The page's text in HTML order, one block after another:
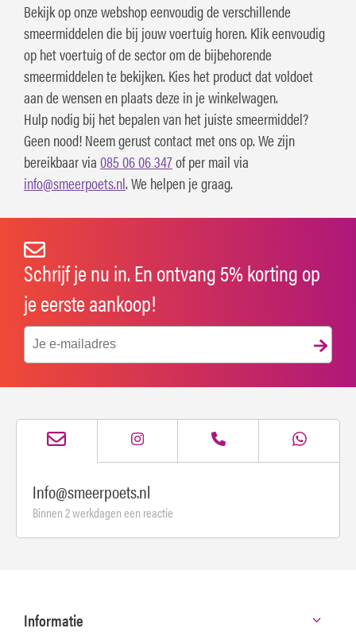
Bekijk op onze webshop eenvoudig de verschillende
smeermiddelen die bij jouw voertuig horen. Klik eenvoudig
op het voertuig of de sector om de bijbehorende
smeermiddelen te bekijken. Kies het product dat voldoet
aan de wensen en plaats deze in je winkelwagen.
Hulp nodig bij het bepalen van het juiste smeermiddel?
Geen nood! Neem gerust contact met ons op. We zijn
bereikbaar via085 06 06 347of per mail via
info@smeerpoets.nl. We helpen je graag.
Schrijf je nu in. En ontvang 5% korting op
je eerste aankoop!
Info@smeerpoets.nl
Binnen 2 werkdagen een reactie
Informatie